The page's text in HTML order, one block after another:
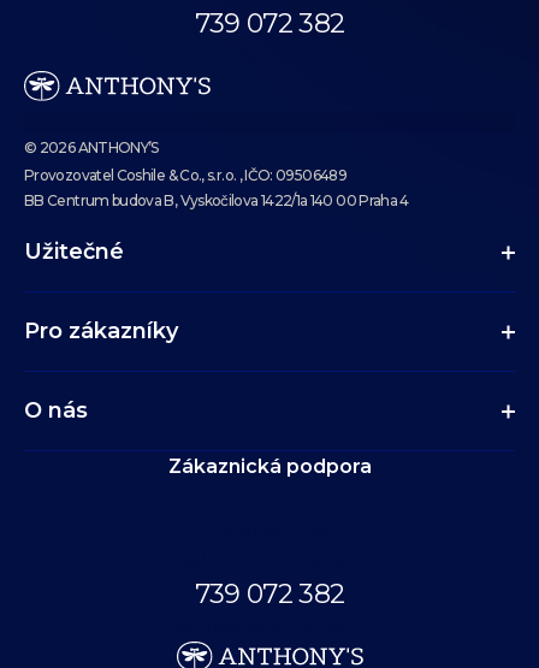
739 072 382
© 2026 ANTHONY’S
Provozovatel Coshile & Co., s.r.o. , IČO: 09506489
BB Centrum budova B, Vyskočilova 1422/1a 140 00 Praha 4
Užitečné
Pro zákazníky
O nás
Zákaznická podpora
739 072 382